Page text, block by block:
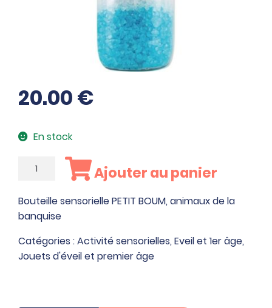
20.00€
En stock
quantité
Bouteille
sensorielle
PETIT
BOUM,
animaux
Ajouter au panier
Bouteille sensorielle PETIT BOUM, animaux de la
banquise
Catégories :Activité sensorielles, Eveil et 1er âge,
Jouets d'éveil et premier âge